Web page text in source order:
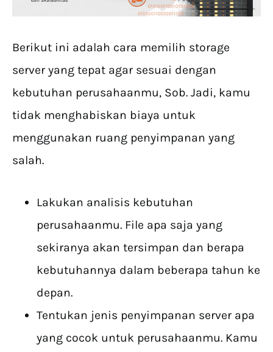
Berikut ini adalah cara memilih storage
server yang tepat agar sesuai dengan
kebutuhan perusahaanmu, Sob. Jadi, kamu
tidak menghabiskan biaya untuk
menggunakan ruang penyimpanan yang
salah.
Lakukan analisis kebutuhan
perusahaanmu. File apa saja yang
sekiranya akan tersimpan dan berapa
kebutuhannya dalam beberapa tahun ke
depan.
Tentukan jenis penyimpanan server apa
yang cocok untuk perusahaanmu. Kamu